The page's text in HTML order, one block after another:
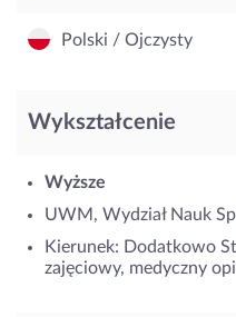
Polski / Ojczysty
Wykształcenie
Wyższe
UWM, Wydział Nauk
Kierunek: Dodatkowo
zajęciowy, medyczny